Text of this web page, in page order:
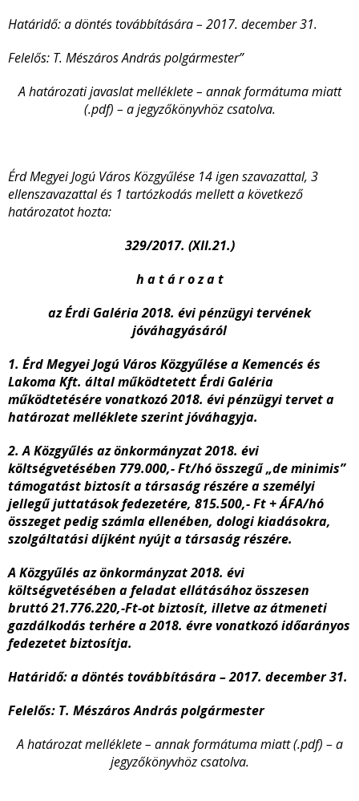
Határidő: a döntés továbbítására – 2017. december 31.
Felelős: T. Mészáros András polgármester”
A határozati javaslat melléklete – annak formátuma miatt
(.pdf) – a jegyzőkönyvhöz csatolva.
Érd Megyei Jogú Város Közgyűlése 14 igen szavazattal, 3
ellenszavazattal és 1 tartózkodás mellett a következő
határozatot hozta:
329/2017. (XII.21.)
h a t á r o z a t
az Érdi Galéria 2018. évi pénzügyi tervének
jóváhagyásáról
1. Érd Megyei Jogú Város Közgyűlése a Kemencés és
Lakoma Kft. által működtetett Érdi Galéria
működtetésére vonatkozó 2018. évi pénzügyi tervet a
határozat melléklete szerint jóváhagyja.
2. A Közgyűlés az önkormányzat 2018. évi
költségvetésében 779.000,- Ft/hó összegű „de minimis”
támogatást biztosít a társaság részére a személyi
jellegű juttatások fedezetére, 815.500,- Ft + ÁFA/hó
összeget pedig számla ellenében, dologi kiadásokra,
szolgáltatási díjként nyújt a társaság részére.
A Közgyűlés az önkormányzat 2018. évi
költségvetésében a feladat ellátásához összesen
bruttó 21.776.220,-Ft-ot biztosít, illetve az átmeneti
gazdálkodás terhére a 2018. évre vonatkozó időarányos
fedezetet biztosítja.
Határidő: a döntés továbbítására – 2017. december 31.
Felelős: T. Mészáros András polgármester
A határozat melléklete – annak formátuma miatt (.pdf) – a
jegyzőkönyvhöz csatolva.